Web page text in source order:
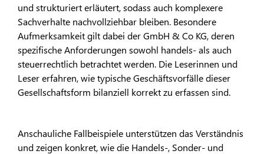
und strukturiert erläutert, sodass auch komplexere
Sachverhalte nachvollziehbar bleiben. Besondere
Aufmerksamkeit gilt dabei der GmbH & Co KG, deren
spezifische Anforderungen sowohl handels- als auch
steuerrechtlich betrachtet werden. Die Leserinnen und
Leser erfahren, wie typische Geschäftsvorfälle dieser
Gesellschaftsform bilanziell korrekt zu erfassen sind.
Anschauliche Fallbeispiele unterstützen das Verständnis
und zeigen konkret, wie die Handels-, Sonder- und